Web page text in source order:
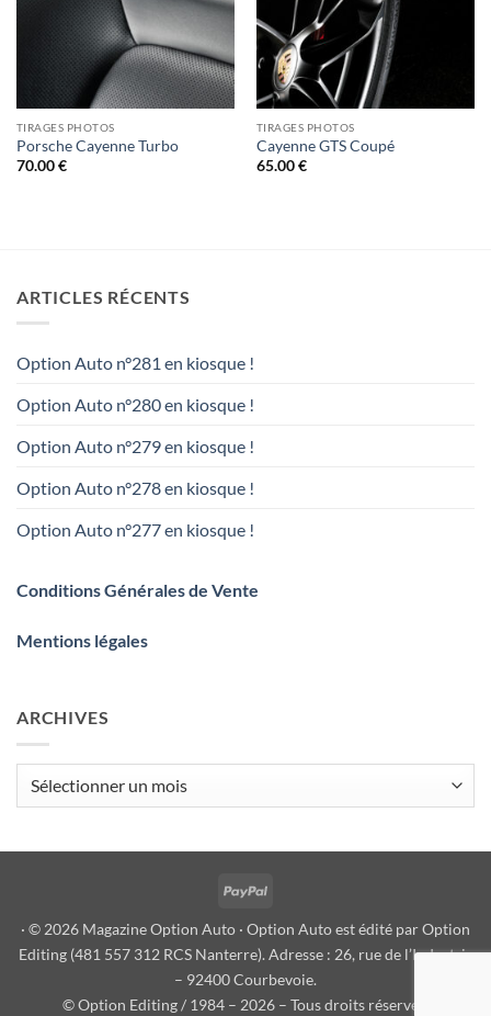
TIRAGES PHOTOS
Porsche Cayenne Turbo
70.00€
TIRAGES PHOTOS
Cayenne GTS Coupé
65.00€
ARTICLES RÉCENTS
Option Auto n°281 en kiosque !
Option Auto n°280 en kiosque !
Option Auto n°279 en kiosque !
Option Auto n°278 en kiosque !
Option Auto n°277 en kiosque !
Conditions Générales de Vente
Mentions légales
ARCHIVES
PayPal
· © 2026 Magazine Option Auto · Option Auto est édité par Option
Editing (481 557 312 RCS Nanterre). Adresse : 26, rue de l’Industrie
– 92400 Courbevoie.
© Option Editing / 1984 – 2026 – Tous droits réservés.